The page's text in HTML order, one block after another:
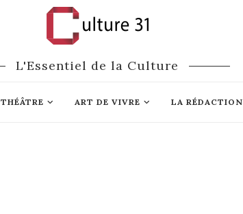
L'Essentiel de la Culture
THÉÂTRE ART DE VIVRE LA RÉDACTION